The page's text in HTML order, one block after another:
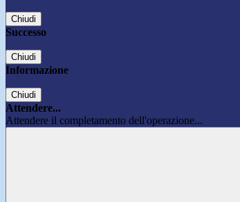
Chiudi
Successo
Chiudi
Informazione
Chiudi
Attendere...
Attendere il completamento dell'operazione...